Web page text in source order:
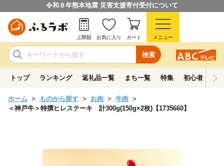
令和８年熊本地震 災害支援寄付受付について
検索
上限額 お気に入り カート メニュー
トップ ランキング 返礼品一覧 まち一覧 特集 初心者ガイド
ホーム ものから探す お肉
牛肉
＜神戸牛＞特撰ヒレステーキ 計300g(150g×2枚)【1735660】